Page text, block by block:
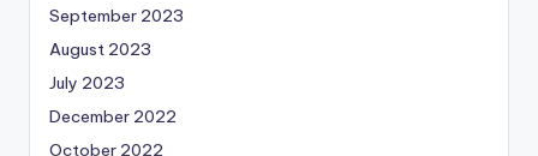
September 2023
August 2023
July 2023
December 2022
October 2022